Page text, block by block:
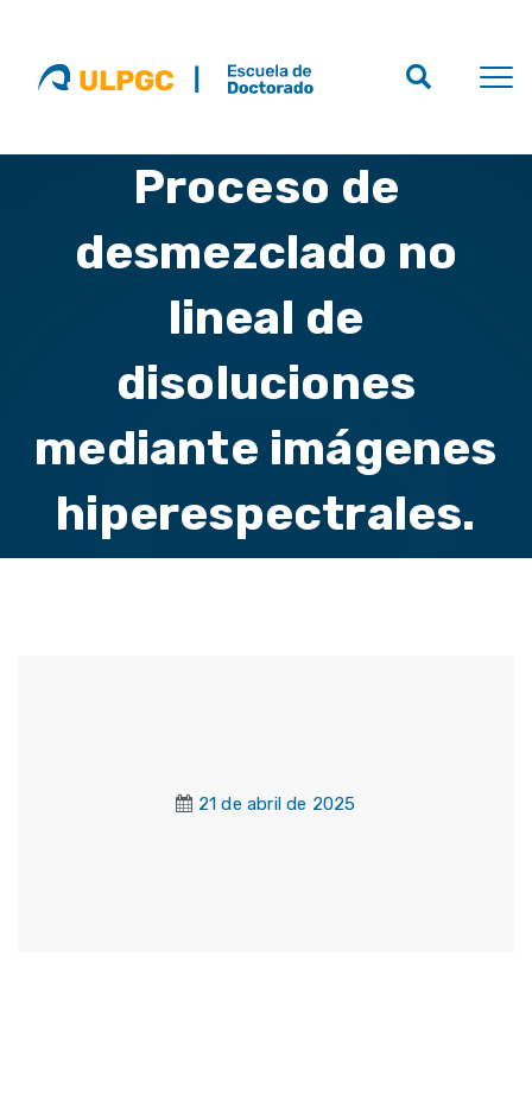
Proceso de
desmezclado no
lineal de
disoluciones
mediante imágenes
hiperespectrales.
21 de abril de 2025